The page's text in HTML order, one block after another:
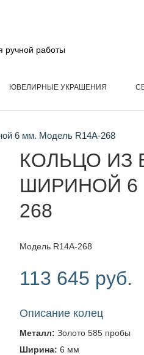
ручной работы
ЮВЕЛИРНЫЕ УКРАШЕНИЯ
6 мм. Модель R14A-268
КОЛЬЦО ИЗ
ШИРИНОЙ 6
268
Модель R14A-268
113 645 руб.
Описание колец
Металл: Золото 585 пробы
Ширина: 6 мм